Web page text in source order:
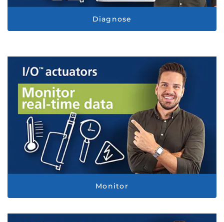
Diagnose
Monitor